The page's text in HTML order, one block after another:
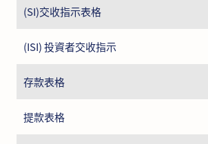
(SI)交收指示表格
(ISI) 投資者交收指示
存款表格
提款表格